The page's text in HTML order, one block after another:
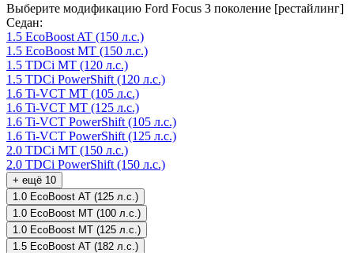
Выберите модификацию Ford Focus 3 поколение [рестайлинг]
Седан:
1.5 EcoBoost AT (150 л.с.)
1.5 EcoBoost MT (150 л.с.)
1.5 TDCi MT (120 л.с.)
1.5 TDCi PowerShift (120 л.с.)
1.6 Ti-VCT MT (105 л.с.)
1.6 Ti-VCT MT (125 л.с.)
1.6 Ti-VCT PowerShift (105 л.с.)
1.6 Ti-VCT PowerShift (125 л.с.)
2.0 TDCi MT (150 л.с.)
2.0 TDCi PowerShift (150 л.с.)
+ ещё 10
1.0 EcoBoost AT (125 л.с.)
1.0 EcoBoost MT (100 л.с.)
1.0 EcoBoost MT (125 л.с.)
1.5 EcoBoost AT (182 л.с.)